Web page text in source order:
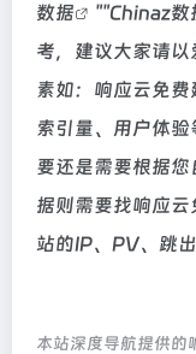
数据
""Chinaz数
考，建议大家请
素如：响应云免
索引量、用户体
要还是需要根据
据则需要找响应
站的IP、PV、跳出
本站深度导航提供的